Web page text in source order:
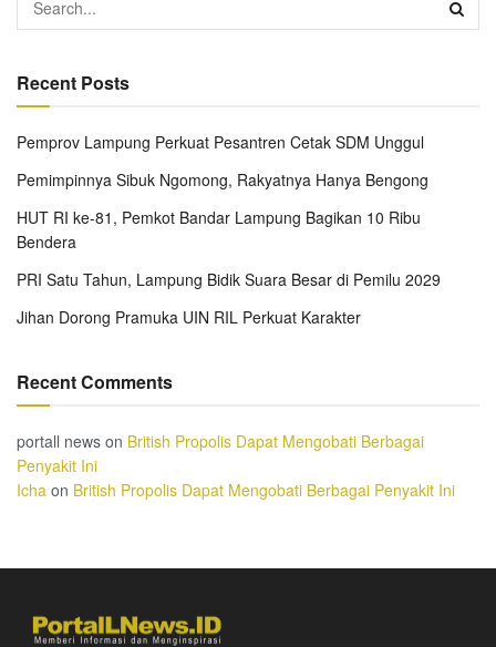
Recent Posts
Pemprov Lampung Perkuat Pesantren Cetak SDM Unggul
Pemimpinnya Sibuk Ngomong, Rakyatnya Hanya Bengong
HUT RI ke-81, Pemkot Bandar Lampung Bagikan 10 Ribu
Bendera
PRI Satu Tahun, Lampung Bidik Suara Besar di Pemilu 2029
Jihan Dorong Pramuka UIN RIL Perkuat Karakter
Recent Comments
portall news on British Propolis Dapat Mengobati Berbagai
Penyakit Ini
Icha on British Propolis Dapat Mengobati Berbagai Penyakit Ini